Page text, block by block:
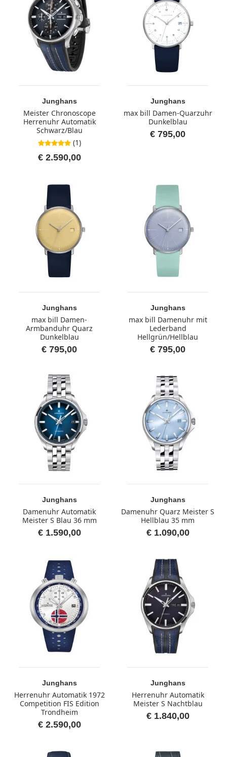
Junghans
Meister Chronoscope
Herrenuhr Automatik
Schwarz/Blau
5,0 von 5 Sternen
(1)
€ 2.590,00
Junghans
max bill Damen-Quarzuhr
Dunkelblau
€ 795,00
Junghans
max bill Damen-
Armbanduhr Quarz
Dunkelblau
€ 795,00
Junghans
max bill Damenuhr mit
Lederband
Hellgrün/Hellblau
€ 795,00
Junghans
Damenuhr Automatik
Meister S Blau 36 mm
€ 1.590,00
Junghans
Damenuhr Quarz Meister S
Hellblau 35 mm
€ 1.090,00
Junghans
Herrenuhr Automatik 1972
Competition FIS Edition
Trondheim
€ 2.590,00
Junghans
Herrenuhr Automatik
Meister S Nachtblau
€ 1.840,00